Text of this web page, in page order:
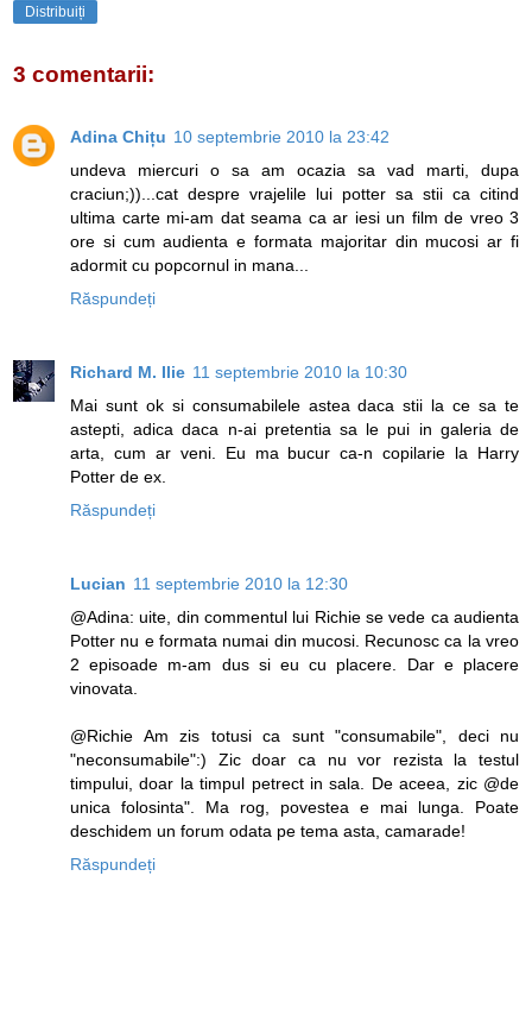
Distribuiți
3 comentarii:
Adina Chițu 10 septembrie 2010 la 23:42
undeva miercuri o sa am ocazia sa vad marti, dupa
craciun;))...cat despre vrajelile lui potter sa stii ca citind
ultima carte mi-am dat seama ca ar iesi un film de vreo 3
ore si cum audienta e formata majoritar din mucosi ar fi
adormit cu popcornul in mana...
Răspundeți
Richard M. Ilie 11 septembrie 2010 la 10:30
Mai sunt ok si consumabilele astea daca stii la ce sa te
astepti, adica daca n-ai pretentia sa le pui in galeria de
arta, cum ar veni. Eu ma bucur ca-n copilarie la Harry
Potter de ex.
Răspundeți
Lucian 11 septembrie 2010 la 12:30
@Adina: uite, din commentul lui Richie se vede ca audienta
Potter nu e formata numai din mucosi. Recunosc ca la vreo
2 episoade m-am dus si eu cu placere. Dar e placere
vinovata.
@Richie Am zis totusi ca sunt "consumabile", deci nu
"neconsumabile":) Zic doar ca nu vor rezista la testul
timpului, doar la timpul petrect in sala. De aceea, zic @de
unica folosinta". Ma rog, povestea e mai lunga. Poate
deschidem un forum odata pe tema asta, camarade!
Răspundeți